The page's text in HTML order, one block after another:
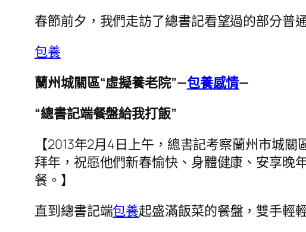
春節前夕，我們走訪了總書記看望過的部分普
包養
蘭州城關區“虛擬養老院”—包養感情—
“總書記端餐盤給我打飯”
【2013年2月4日上午，總書記考察蘭州市城
拜年，祝愿他們新春愉快、身體健康、安享晚
餐。】
直到總書記端包養起盛滿飯菜的餐盤，雙手輕